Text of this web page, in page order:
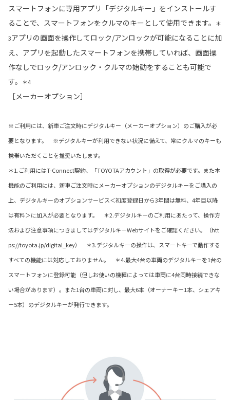
スマートフォンに専用アプリ「デジタルキー」をインストールす
ることで、スマートフォンをクルマのキーとして使用できます。
＊
3アプリの画面を操作してロック/アンロックが可能になることに加
え、アプリを起動したスマートフォンを携帯していれば、画面操
作なしでロック/アンロック・クルマの始動をすることも可能で
す。
＊4
［メーカーオプション］
※ご利用には、新車ご注文時にデジタルキー（メーカーオプション）のご購入が必
要となります。 ※デジタルキーが利用できない状況に備えて、常にクルマのキーも
携帯いただくことを推奨いたします。
＊1.ご利用にはT-Connect契約、「TOYOTAアカウント」の取得が必要です。また本
機能のご利用には、新車ご注文時にメーカーオプションのデジタルキーをご購入の
上、デジタルキーのオプションサービス＜初度登録日から3年間は無料、4年目以降
は有料＞に加入が必要となります。 ＊2.デジタルキーのご利用にあたって、操作方
法および注意事項につきましてはデジタルキーWebサイトをご確認ください。（htt
ps://toyota.jp/digital_key） ＊3.デジタルキーの操作は、スマートキーで動作する
すべての機能には対応しておりません。 ＊4.最大4台の車両のデジタルキーを1台の
スマートフォンに登録可能（但しお使いの機種によっては車両に4台同時接続できな
い場合があります）。また1台の車両に対し、最大6本（オーナーキー1本、シェアキ
ー5本）のデジタルキーが発行できます。